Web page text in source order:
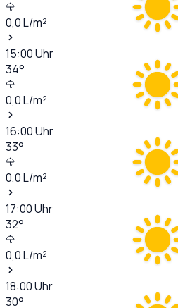
0,0L/m²
15:00Uhr
34°
0,0L/m²
16:00Uhr
33°
0,0L/m²
17:00Uhr
32°
0,0L/m²
18:00Uhr
30°